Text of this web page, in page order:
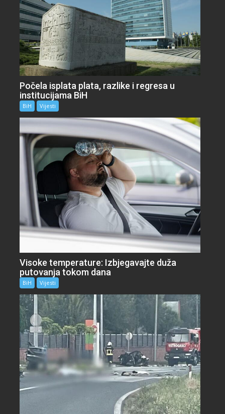
Počela isplata plata, razlike i regresa u
institucijama BiH
BiH Vijesti
Visoke temperature: Izbjegavajte duža
putovanja tokom dana
BiH Vijesti